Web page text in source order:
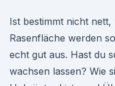
Ist bestimmt nicht
Rasenfläche werden
echt gut aus. Hast du
wachsen lassen? Wie